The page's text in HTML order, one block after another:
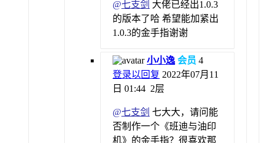
@七支剑 大佬已经出1.0.3
的版本了哈 希望能加紧出
1.0.3的金手指谢谢
小小逸 会员 4
登录以回复 2022年07月11
日 01:44 2层
@七支剑 七大大，请问能
否制作一个《班迪与油印
机》的金手指？很喜欢那